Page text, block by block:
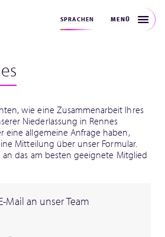
SPRACHEN MENÜ
wie eine Zusammenarbeit Ihres
Niederlassung in Rennes
eine allgemeine Anfrage haben,
Mitteilung über unser Formular.
das am besten geeignete Mitglied
Mail an unser Team